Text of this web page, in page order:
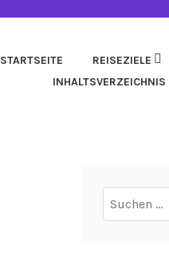
STARTSEITE REISEZIELE
Suchen
nach: